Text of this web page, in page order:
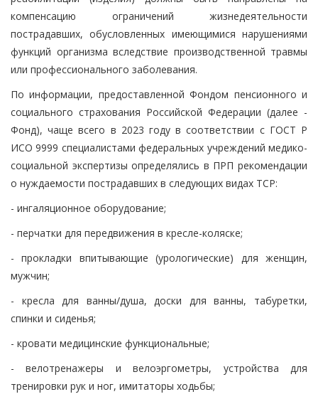
компенсацию ограничений жизнедеятельности
пострадавших, обусловленных имеющимися нарушениями
функций организма вследствие производственной травмы
или профессионального заболевания.
По информации, предоставленной Фондом пенсионного и
социального страхования Российской Федерации (далее -
Фонд), чаще всего в 2023 году в соответствии с ГОСТ Р
ИСО 9999 специалистами федеральных учреждений медико-
социальной экспертизы определялись в ПРП рекомендации
о нуждаемости пострадавших в следующих видах ТСР:
- ингаляционное оборудование;
- перчатки для передвижения в кресле-коляске;
- прокладки впитывающие (урологические) для женщин,
мужчин;
- кресла для ванны/душа, доски для ванны, табуретки,
спинки и сиденья;
- кровати медицинские функциональные;
- велотренажеры и велоэргометры, устройства для
тренировки рук и ног, имитаторы ходьбы;